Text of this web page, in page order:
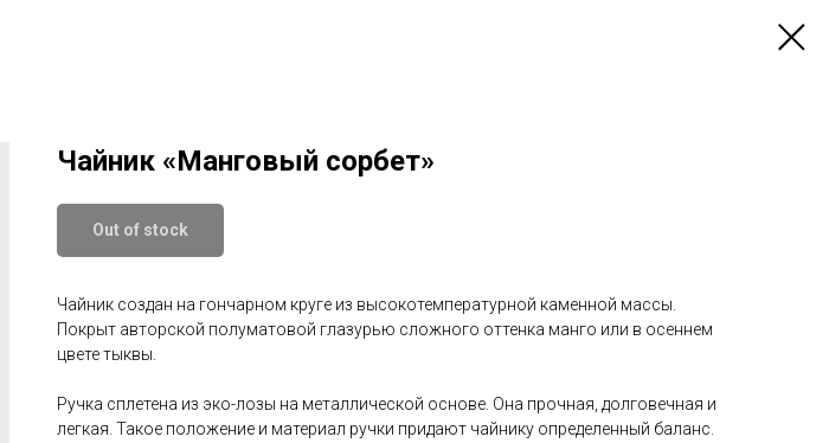
Чайник «Манговый сорбет»
Out of stock
Чайник создан на гончарном круге из высокотемпературной каменной массы.
Покрыт авторской полуматовой глазурью сложного оттенка манго или в осеннем
цвете тыквы.
Ручка сплетена из эко-лозы на металлической основе. Она прочная, долговечная и
легкая. Такое положение и материал ручки придают чайнику определенный баланс.